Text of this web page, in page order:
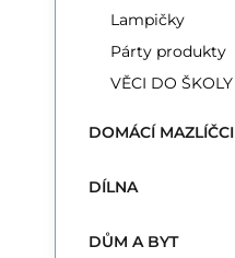
Lampičky
Párty produkty
VĚCI DO ŠKOLY
DOMÁCÍ MAZLÍČCI
DÍLNA
DŮM A BYT